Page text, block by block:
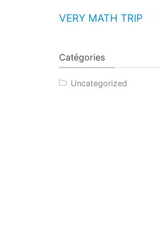
VERY MATH TRIP
Catégories
Uncategorized